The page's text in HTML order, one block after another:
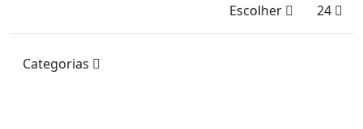
Escolher 24
Categorias